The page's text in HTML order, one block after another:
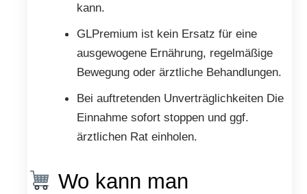
kann.
GLPremium ist kein Ersatz für eine
ausgewogene Ernährung, regelmäßige
Bewegung oder ärztliche Behandlungen.
Bei auftretenden Unverträglichkeiten Die
Einnahme sofort stoppen und ggf.
ärztlichen Rat einholen.
Wo kann man